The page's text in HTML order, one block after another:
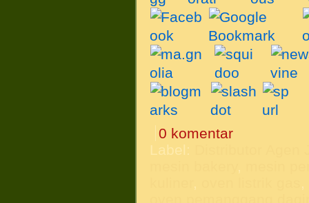
0 komentar
Label: